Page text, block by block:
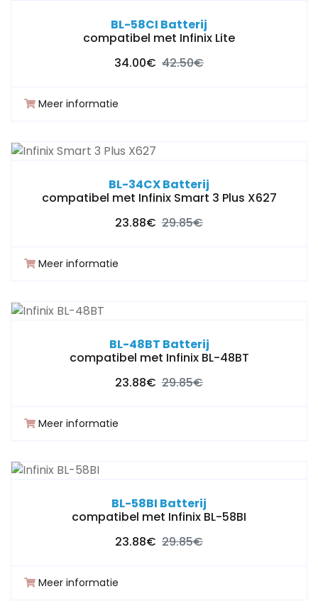
BL-58CI Batterij
compatibel met Infinix Lite
34.00€ 42.50€
Meer informatie
BL-34CX Batterij
compatibel met Infinix Smart 3 Plus X627
23.88€ 29.85€
Meer informatie
BL-48BT Batterij
compatibel met Infinix BL-48BT
23.88€ 29.85€
Meer informatie
BL-58BI Batterij
compatibel met Infinix BL-58BI
23.88€ 29.85€
Meer informatie